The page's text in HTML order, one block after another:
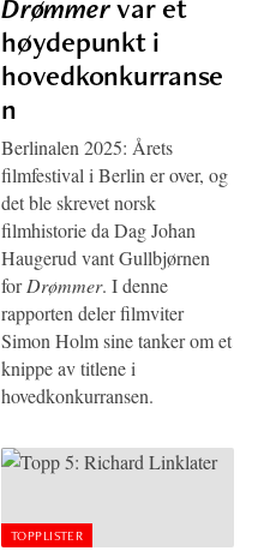
høydepunkt i
hovedkonkurranse
n
Berlinalen 2025: Årets
filmfestival i Berlin er over, og
det ble skrevet norsk
filmhistorie da Dag Johan
Haugerud vant Gullbjørnen
forDrømmer. I denne
rapporten deler filmviter
Simon Holm sine tanker om et
knippe av titlene i
hovedkonkurransen.
TOPPLISTER